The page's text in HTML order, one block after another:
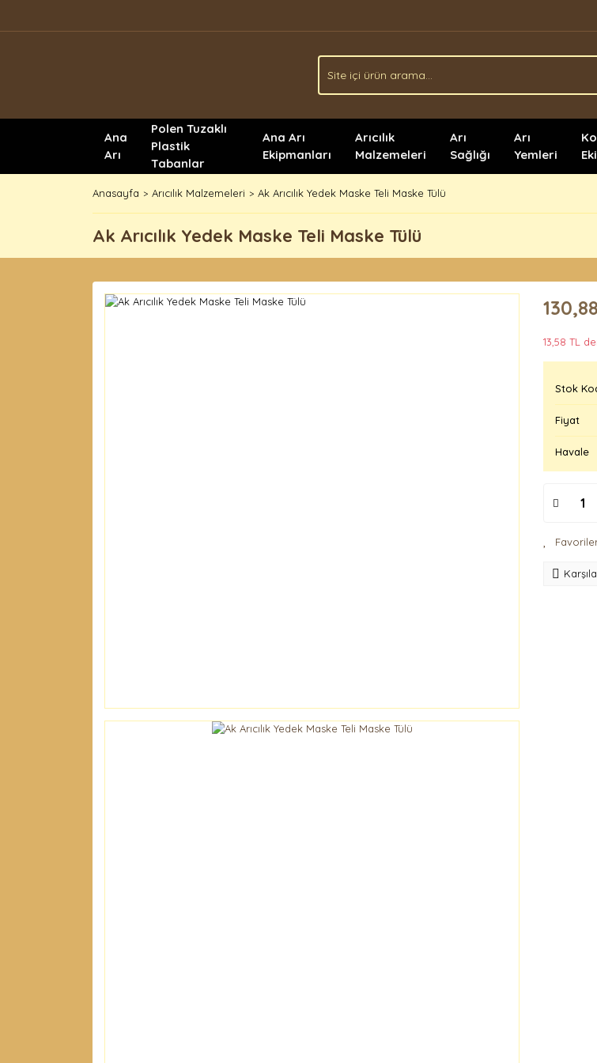
Ana
Arı
Polen Tuzaklı
Plastik
Tabanlar
Ana Arı
Ekipmanları
Arıcılık
Malzemeleri
Arı
Sağlığı
Arı
Yemleri
Anasayfa Arıcılık Malzemeleri Ak Arıcılık Yedek Maske Teli Maske Tülü
Ak Arıcılık Yedek Maske Teli Maske Tülü
13,58 TL
Stok
Fiyat
Havale